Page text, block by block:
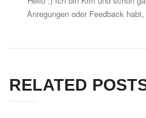
Anregungen oder Feedback
RELATED